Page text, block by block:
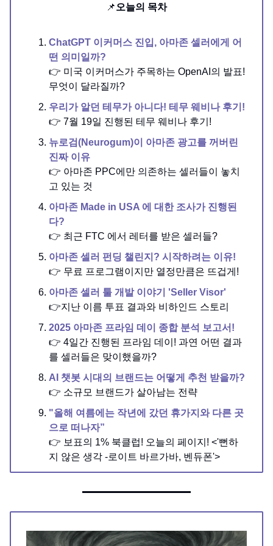
📌오늘의 목차
ChatGPT 이커머스 진입, 아마존 셀러에게 어
떤 의미일까?
👉 미국 이커머스가 주목하는 OpenAI의 발표!
무엇이 달라질까?
우리가 알던 테무가 아니다! 테무 웨비나 후기!
👉 7월 19일 진행된 테무 웨비나 후기!
뉴로검(Neurogum)이 아마존 광고를 꺼버린
진짜 이유
👉 아마존 PPC에만 의존하는 셀러들이 놓치
고 있는 것
아마존 Made in USA 에 대한 조사가 진행된
다?
👉 최근 FTC 에서 레터를 받은 셀러들?
아마존 셀러 펀딩 챌린지? 시작하려는 이유!
👉 무료 프로그램이지만 열정만큼은 뜨겁게!
아마존 셀러 툴 개발 이야기 'Seller Visor'
👉지난 이름 투표 결과와 비하인드 스토리
2025 아마존 프라임 데이 종합 분석 보고서!
👉 4일간 진행된 프라임 데이! 과연 어떤 결과
를 셀러들은 맞이했을까?
AI 챗봇 시대의 브랜드는 어떻게 추천 받을까?
👉 소규모 브랜드가 살아남는 전략
"올해 여름에는 작년에 갔던 휴가지와 다른 곳
으로 떠나자”
👉 보표의 1% 북클럽! 오늘의 페이지! <'뻔하
지 않은 생각 -로이트 바르가바, 벤듀폰'>